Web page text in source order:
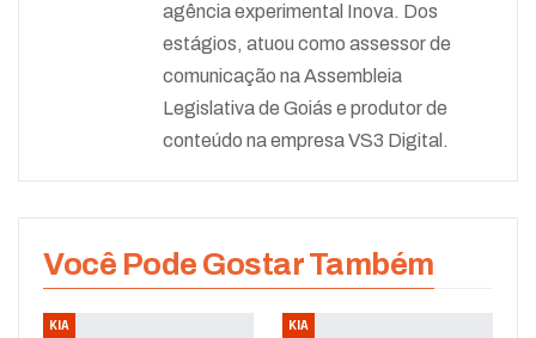
agência experimental Inova. Dos
estágios, atuou como assessor de
comunicação na Assembleia
Legislativa de Goiás e produtor de
conteúdo na empresa VS3 Digital.
Você Pode Gostar Também
KIA KIA